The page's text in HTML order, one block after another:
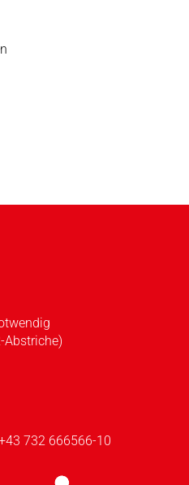
Abstriche)
732 666566-10